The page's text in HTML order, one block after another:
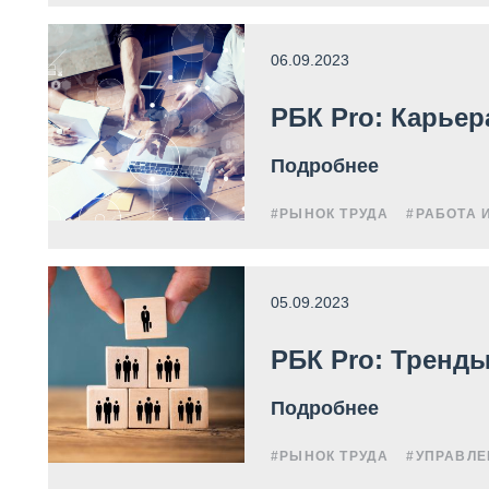
06.09.2023
РБК Pro:
Подробнее
#РЫНОК ТРУДА #РАБОТА
05.09.2023
РБК Pro: Тренды
Подробнее
#РЫНОК ТРУДА